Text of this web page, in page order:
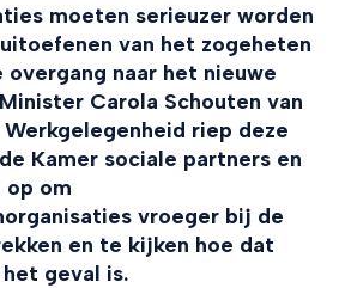
moeten serieuzer worden
van het zogeheten
overgang naar het nieuwe
Carola Schouten van
Werkgelegenheid riep deze
Kamer sociale partners en
op om
vroeger bij de
en te kijken hoe dat
geval is.